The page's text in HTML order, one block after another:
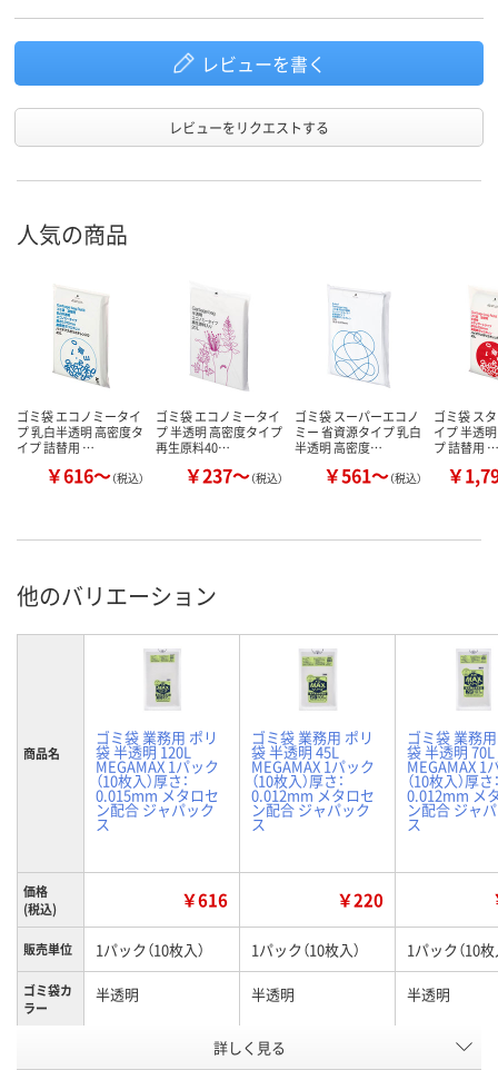
プ）
30
レビューを書く
レビューをリクエストする
人気の商品
ゴミ袋 エコノミータイ
プ 乳白半透明 高密度タ
イプ 詰替用 …
￥616～（税込）
ゴミ袋 エコノミータイ
プ 半透明 高密度タイプ
再生原料40…
￥237～（税込）
ゴミ袋 スーパーエコノ
ミー 省資源タイプ 乳白
半透明 高密度…
￥561～（税込）
ゴミ袋 ス
イプ 半透
プ 詰替用 …
￥
他のバリエーション
商品名
ゴミ袋 業務用 ポリ
袋 半透明 120L
MEGAMAX 1パック
（10枚入）厚さ：
0.015mm メタロセ
ン配合 ジャパック
ス
ゴミ袋 業務用 ポリ
袋 半透明 45L
MEGAMAX 1パック
（10枚入）厚さ：
0.012mm メタロセ
ン配合 ジャパック
ス
ゴミ袋 業務
袋 半透明 70L
MEGAMAX 1
（10枚入）厚さ
0.012mm メ
ン配合 ジャ
ス
価格
(税込)
￥616 ￥220
販売単位 1パック（10枚入） 1パック（10枚入） 1パック（10枚
ゴミ袋カ
ラー
半透明 半透明 半透明
45L
詳しく見る